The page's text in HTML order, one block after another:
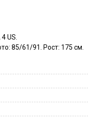
US.
85/61/91. Рост: 175 см.